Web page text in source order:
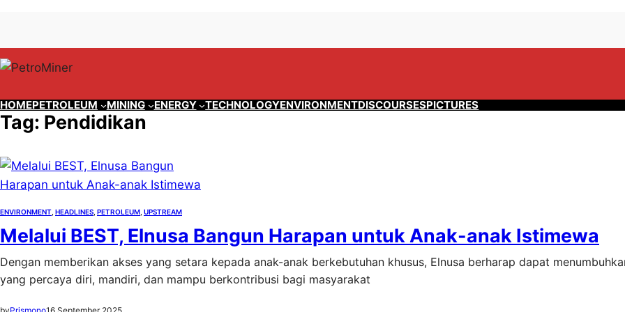
konten
content
HOMEPETROLEUM MINING ENERGY TECHNOLOGYENVIRONMENTDISCOURSESPICTURES
Tag: Pendidikan
ENVIRONMENT HEADLINES PETROLEUM UPSTREAM
Melalui BEST, Elnusa Bangun Harapan untuk Anak-anak Istimewa
Dengan memberikan akses yang setara kepada anak-anak berkebutuhan khusus, Elnusa berharap dapat
yang percaya diri, mandiri, dan mampu berkontribusi bagi masyarakat